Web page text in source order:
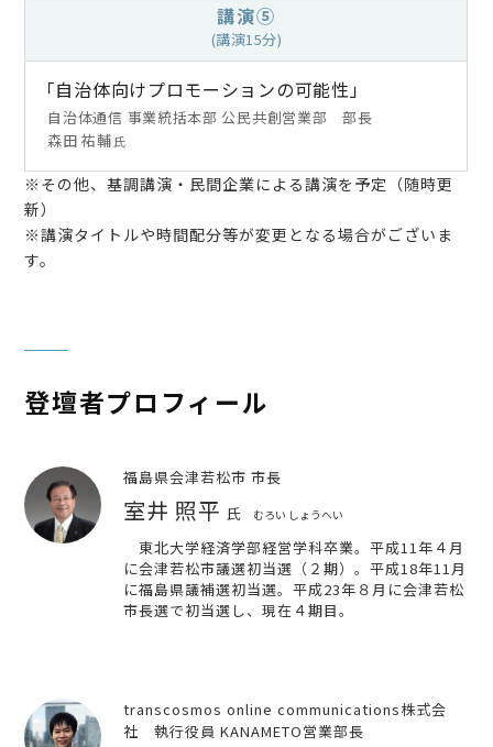
講演⑤
(講演15分)
「自治体向けプロモーションの可能性」
自治体通信 事業統括本部 公民共創営業部 部長
森田 祐輔氏
※その他、基調講演・民間企業による講演を予定（随時更
新）
※講演タイトルや時間配分等が変更となる場合がございま
す。
登壇者プロフィール
福島県会津若松市 市長
室井 照平 氏 むろい しょうへい
東北大学経済学部経営学科卒業。平成11年４月
に会津若松市議選初当選（２期）。平成18年11月
に福島県議補選初当選。平成23年８月に会津若松
市長選で初当選し、現在４期目。
transcosmos online communications株式会
社 執行役員 KANAMETO営業部長